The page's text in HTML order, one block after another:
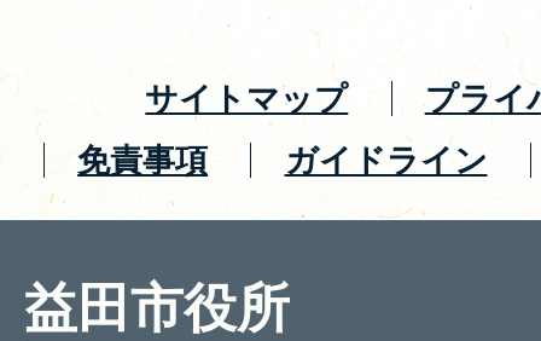
サイトマップ
プライ
免責事項
ガイドライン
益田市役所